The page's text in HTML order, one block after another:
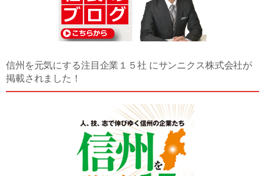
信州を元気にする注目企業１５社 にサンニクス株式会社が
掲載されました！